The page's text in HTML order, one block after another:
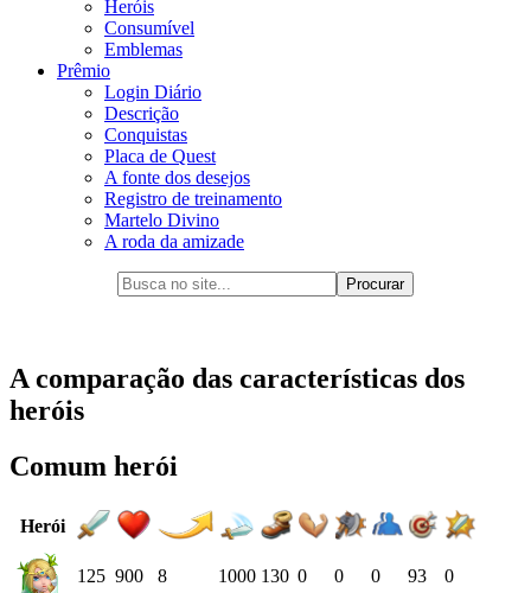
Heróis
Consumível
Emblemas
Prêmio
Login Diário
Descrição
Conquistas
Placa de Quest
A fonte dos desejos
Registro de treinamento
Martelo Divino
A roda da amizade
A comparação das características dos
heróis
Comum herói
Herói
125 900 8 1000 130 0 0 0 93 0